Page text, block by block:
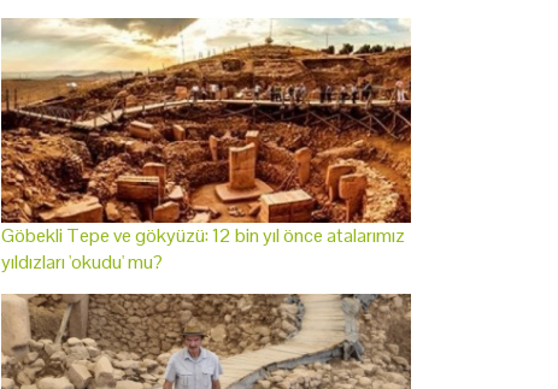
Göbekli Tepe ve gökyüzü: 12 bin yıl önce atalarımız
yıldızları 'okudu' mu?